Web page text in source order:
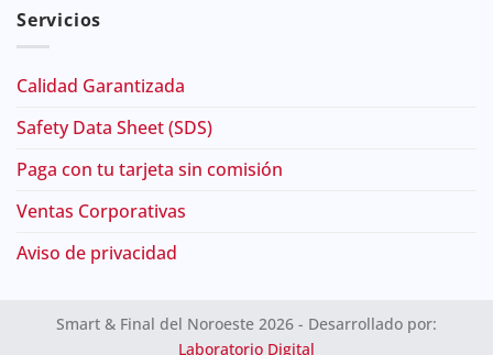
Servicios
Calidad Garantizada
Safety Data Sheet (SDS)
Paga con tu tarjeta sin comisión
Ventas Corporativas
Aviso de privacidad
Smart & Final del Noroeste 2026 - Desarrollado por:
Laboratorio Digital